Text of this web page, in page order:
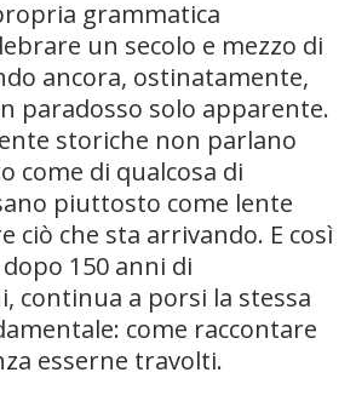
grammatica
un secolo e mezzo di
ancora, ostinatamente,
paradosso solo apparente.
storiche non parlano
come di qualcosa di
piuttosto come lente
ciò che sta arrivando. E così
150 anni di
continua a porsi la stessa
come raccontare
esserne travolti.